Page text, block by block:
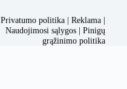
Privatumo politika |Reklama |
Naudojimosi sąlygos |Pinigų
grąžinimo politika